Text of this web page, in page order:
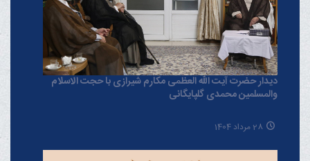
دیدار حضرت آیت الله العظمی مکارم شیرازی با حجت الاسلام
والمسلمین محمدی گلپایگانی
28 مرداد 1404